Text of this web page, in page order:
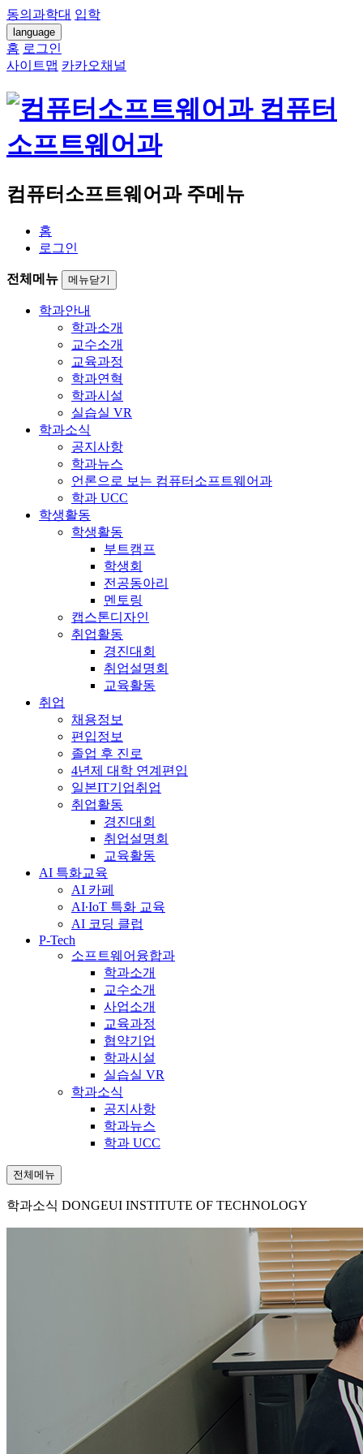
동의과학대 입학
language
홈 로그인
사이트맵 카카오채널
컴퓨터
소프트웨어과
컴퓨터소프트웨어과 주메뉴
홈
로그인
전체메뉴 메뉴닫기
학과안내
학과소개
교수소개
교육과정
학과연혁
학과시설
실습실 VR
학과소식
공지사항
학과뉴스
언론으로 보는 컴퓨터소프트웨어과
학과 UCC
학생활동
학생활동
부트캠프
학생회
전공동아리
멘토링
캡스톤디자인
취업활동
경진대회
취업설명회
교육활동
취업
채용정보
편입정보
졸업 후 진로
4년제 대학 연계편입
일본IT기업취업
취업활동
경진대회
취업설명회
교육활동
AI 특화교육
AI 카페
AI∙IoT 특화 교육
AI 코딩 클럽
P-Tech
소프트웨어융합과
학과소개
교수소개
사업소개
교육과정
협약기업
학과시설
실습실 VR
학과소식
공지사항
학과뉴스
학과 UCC
전체메뉴
학과소식 DONGEUI INSTITUTE OF TECHNOLOGY